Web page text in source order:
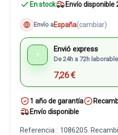
En stock Envío disponible
Envío aEspaña(cambiar)
⚡
Envió express
De 24h a 72h
7,26 €
1 año de garantía
Envío disponible
Referencia : 1086205.